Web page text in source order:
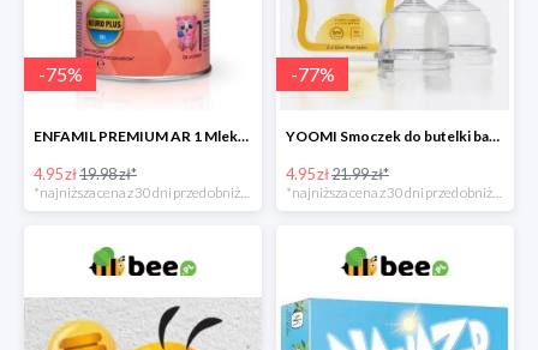
-75%
ENFAMIL PREMIUM AR 1 Mleko początkowe dla niemowląt -75%
4.95 zł19.98 zł*
*najniższa cena z 30 dni przed obniżką
-77%
YOOMI Smoczek do butelki bardzo wolny przepływ 0 m+ 2 szt. -77%
4.95 zł21.99 zł*
*najniższa cena z 30 dni przed obniżką